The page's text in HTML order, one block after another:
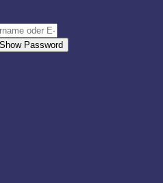
Show Password